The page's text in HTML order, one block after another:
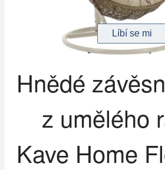
Hnědé
z umělého
Kave Home